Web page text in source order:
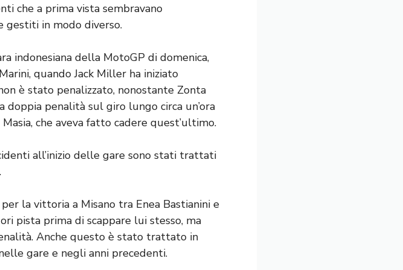
che a prima vista sembravano
gestiti in modo diverso.
indonesiana della MotoGP di domenica,
quando Jack Miller ha iniziato
è stato penalizzato, nonostante Zonta
penalità sul giro lungo circa un’ora
che aveva fatto cadere quest’ultimo.
all’inizio delle gare sono stati trattati
la vittoria a Misano tra Enea Bastianini e
pista prima di scappare lui stesso, ma
Anche questo è stato trattato in
gare e negli anni precedenti.